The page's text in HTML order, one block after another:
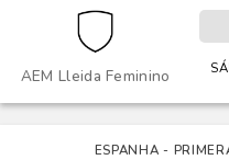
AEM Lleida Feminino
ESPANHA -